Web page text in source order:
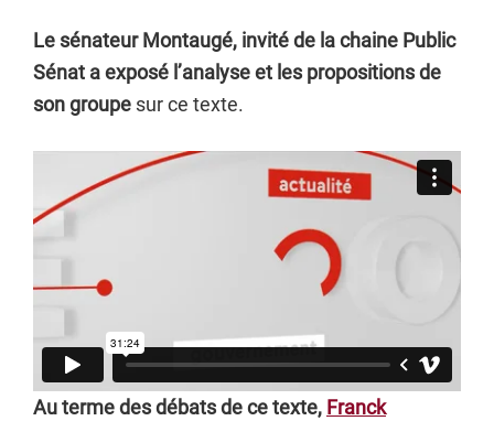
Le sénateur Montaugé, invité de la chaine Public
Sénat a exposé l’analyse et les propositions de
son groupe sur ce texte.
Au terme des débats de ce texte, Franck